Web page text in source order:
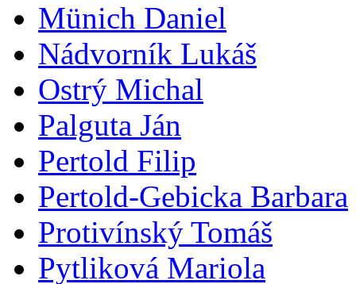
Münich Daniel
Nádvorník Lukáš
Ostrý Michal
Palguta Ján
Pertold Filip
Pertold-Gebicka Barbara
Protivínský Tomáš
Pytliková Mariola